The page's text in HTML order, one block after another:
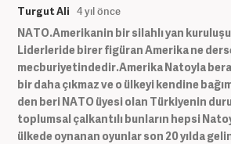
Turgut Ali 4 yıl önce
NATO.Amerikanin bir silahlı yan
Liderleride birer figüran Amerika ne
mecburiyetindedir.Amerika Natoyla
bir daha çıkmaz ve o ülkeyi kendine
den beri NATO üyesi olan Türkiyenin
toplumsal çalkantılı bunların hepsi
ülkede oynanan oyunlar son 20 yılda